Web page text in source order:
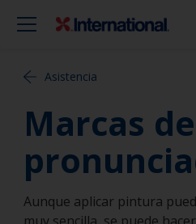
Asistencia
Marcas
Aunque aplicar pintura